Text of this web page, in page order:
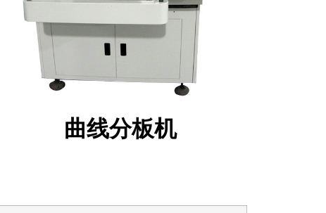
曲线分板机